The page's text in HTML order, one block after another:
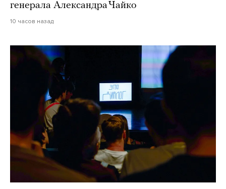
генерала Александра Чайко
10 часов назад